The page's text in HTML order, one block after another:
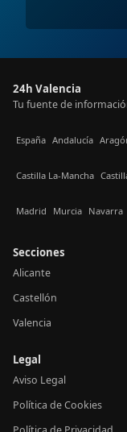
24h Valencia
Tu fuente de
España Andalucía
Castilla La-Mancha
Madrid Murcia Navarra
Secciones
Alicante
Castellón
Valencia
Legal
Aviso Legal
Política de Cookies